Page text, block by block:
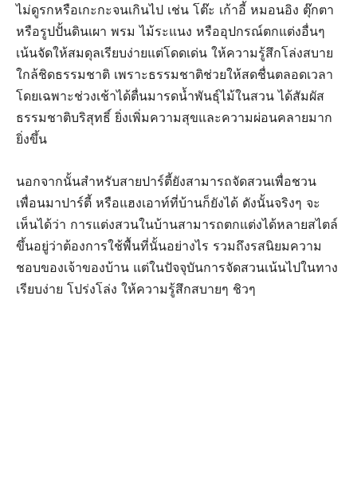
ไม่ดูรกหรือเกะกะจนเกินไป เช่น โต๊ะ เก้าอี้ หมอนอิง ตุ๊กตา
หรือรูปปั้นดินเผา พรม ไม้ระแนง หรืออุปกรณ์ตกแต่งอื่นๆ
เน้นจัดให้สมดุลเรียบง่ายแต่โดดเด่น ให้ความรู้สึกโล่งสบาย
ใกล้ชิดธรรมชาติ เพราะธรรมชาติช่วยให้สดชื่นตลอดเวลา
โดยเฉพาะช่วงเช้าได้ตื่นมารดน้ำพันธุ์ไม้ในสวน ได้สัมผัส
ธรรมชาติบริสุทธิ์ ยิ่งเพิ่มความสุขและความผ่อนคลายมาก
ยิ่งขึ้น
นอกจากนั้นสำหรับสายปาร์ตี้ยังสามารถจัดสวนเพื่อชวน
เพื่อนมาปาร์ตี้ หรือแฮงเอาท์ที่บ้านก็ยังได้ ดังนั้นจริงๆ จะ
เห็นได้ว่า การแต่งสวนในบ้านสามารถตกแต่งได้หลายสไตล์
ขึ้นอยู่ว่าต้องการใช้พื้นที่นั้นอย่างไร รวมถึงรสนิยมความ
ชอบของเจ้าของบ้าน แต่ในปัจจุบันการจัดสวนเน้นไปในทาง
เรียบง่าย โปร่งโล่ง ให้ความรู้สึกสบายๆ ชิวๆ